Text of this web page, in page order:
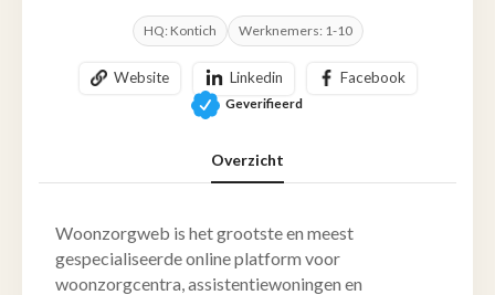
HQ: Kontich Werknemers: 1-10
Website Linkedin Facebook
Geverifieerd
Overzicht
Woonzorgweb is het grootste en meest
gespecialiseerde online platform voor
woonzorgcentra, assistentiewoningen en